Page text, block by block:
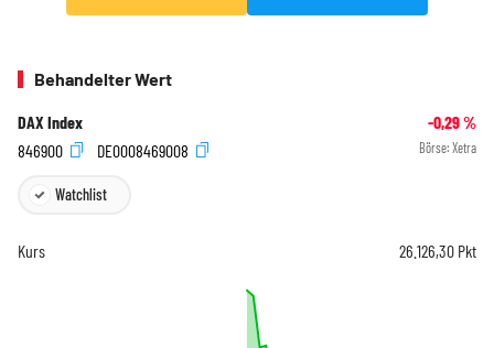
Behandelter Wert
DAX Index -0,29%
846900
DE0008469008 Börse: Xetra
Watchlist
Kurs 26.126,30 Pkt